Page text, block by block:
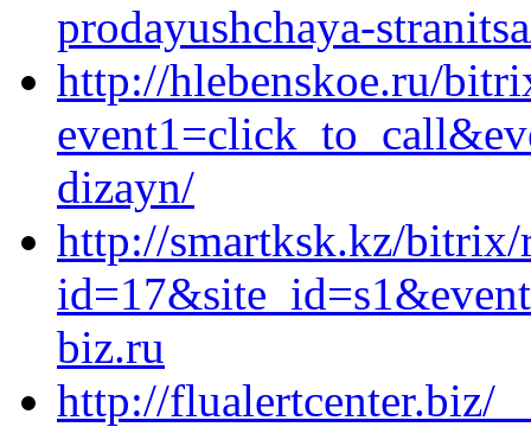
prodayushchaya-
http://hlebenskoe.ru/
dizayn/
http://smartksk.kz/bitrix/
biz.ru
http://flualertcenter.biz/